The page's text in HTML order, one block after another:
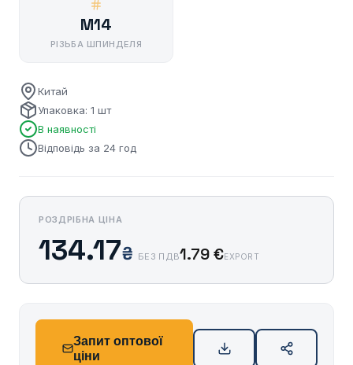
M14
РІЗЬБА ШПИНДЕЛЯ
Китай
Упаковка: 1 шт
В наявності
Відповідь за 24 год
РОЗДРІБНА ЦІНА
134.17₴ БЕЗ ПДВ1.79 €EXPORT
Запит оптової
ціни